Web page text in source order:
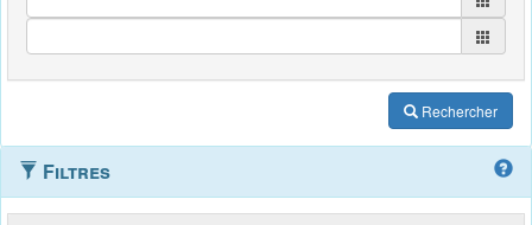
Rechercher
Filtres